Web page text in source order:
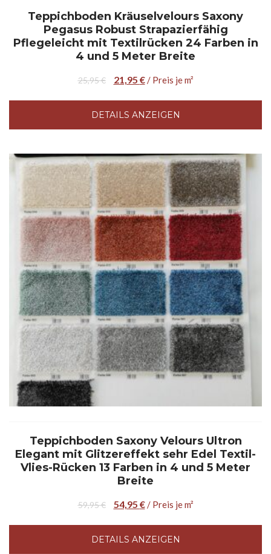
Teppichboden Kräuselvelours Saxony
Pegasus Robust Strapazierfähig
Pflegeleicht mit Textilrücken 24 Farben in
4 und 5 Meter Breite
25,95€ 21,95 €/ Preis je m²
DETAILS ANZEIGEN
Teppichboden Saxony Velours Ultron
Elegant mit Glitzereffekt sehr Edel Textil-
Vlies-Rücken 13 Farben in 4 und 5 Meter
Breite
59,95€ 54,95 €/ Preis je m²
DETAILS ANZEIGEN